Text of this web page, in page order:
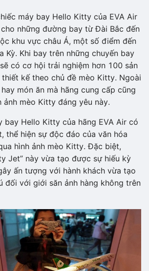
máy bay Hello Kitty của EVA Air
những đường bay từ Đài Bắc đến
khu vực châu Á, một số điểm đến
Kỳ. Khi bay trên những chuyến bay
có cơ hội trải nghiệm hơn 100 sản
kế theo chủ đề mèo Kitty. Ngoài
món ăn mà hãng cung cấp cũng
ảnh mèo Kitty đáng yêu này.
bay Hello Kitty của hãng EVA Air có
thể hiện sự độc đáo của văn hóa
hình ảnh mèo Kitty. Đặc biệt,
Jet” này vừa tạo được sự hiếu kỳ
ấn tượng với hành khách vừa tạo
đối với giới săn ảnh hàng không trên